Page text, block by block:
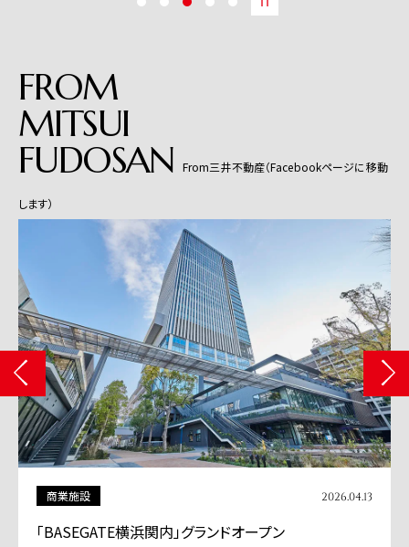
FROM
MITSUI
FUDOSAN From三井不動産（Facebookページに移動
します）
商業施設 2026.04.13
「BASEGATE横浜関内」グランドオープン